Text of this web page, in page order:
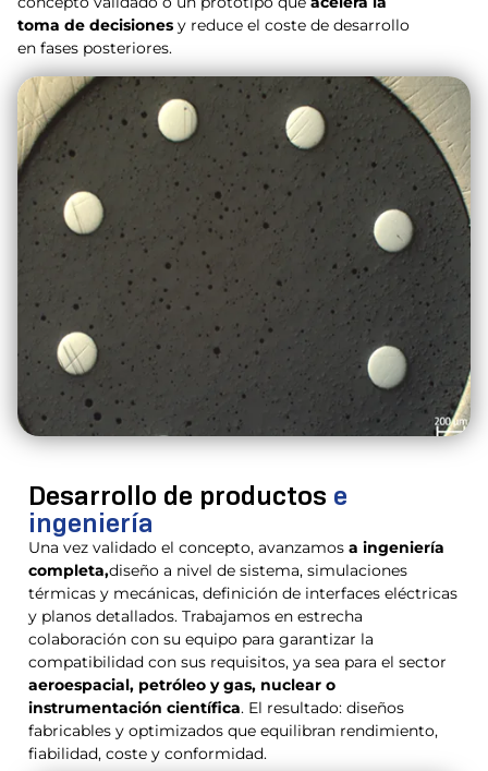
toma de decisiones y reduce el coste de desarrollo
en fases posteriores.
Desarrollo de productos e
ingeniería
Una vez validado el concepto, avanzamos a ingeniería
completa,diseño a nivel de sistema, simulaciones
térmicas y mecánicas, definición de interfaces eléctricas
y planos detallados. Trabajamos en estrecha
colaboración con su equipo para garantizar la
compatibilidad con sus requisitos, ya sea para el sector
aeroespacial, petróleo y gas, nuclear o
instrumentación científica. El resultado: diseños
fabricables y optimizados que equilibran rendimiento,
fiabilidad, coste y conformidad.